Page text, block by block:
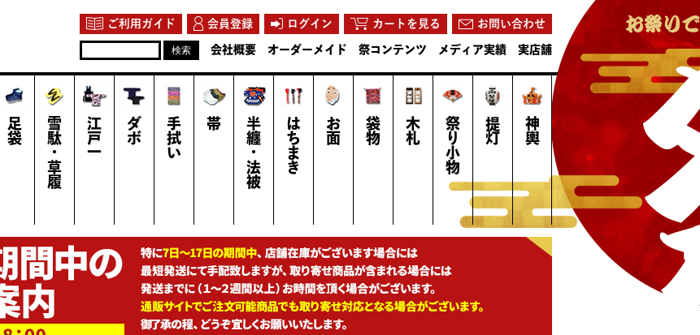
ご利用ガイド 会員登録 ログイン カートを見る お問い合わせ
会社概要 オーダーメイド 祭コンテンツ メディア実績 実店舗
足袋 雪駄・草履 江戸一 ダボ 手拭い 帯 半纏・法被 はちまき お面 袋物 木札 祭り小物 提灯 神輿